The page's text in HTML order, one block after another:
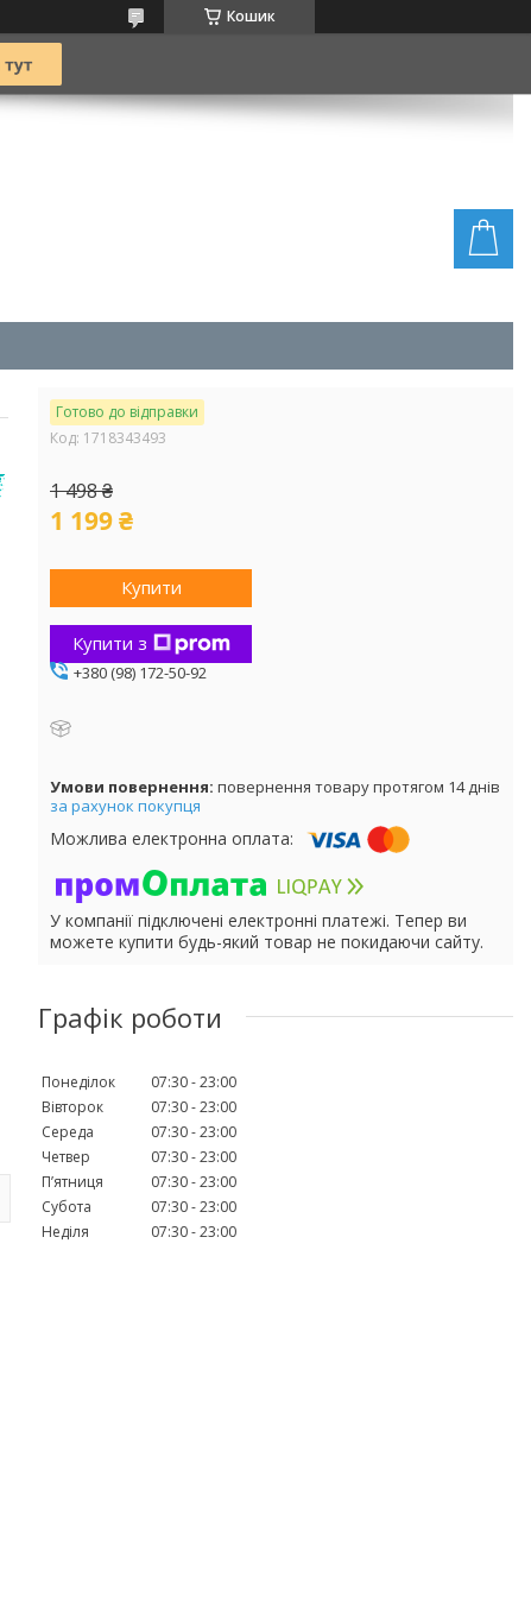
Кошик
Готово до відправки
Код: 1718343493
1 498 ₴
1 199 ₴
Купити
Купити з
+380 (98) 172-50-92
повернення товару протягом 14 днів
за рахунок покупця
У компанії підключені електронні платежі. Тепер ви
можете купити будь-який товар не покидаючи сайту.
Графік роботи
Понеділок 07:30 23:00
Вівторок
07:30 23:00
Середа
07:30 23:00
Четвер
07:30 23:00
Пʼятниця
07:30 23:00
Субота
07:30 23:00
Неділя
07:30 23:00